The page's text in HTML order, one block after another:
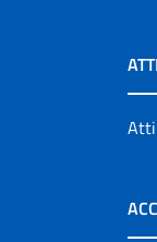
Atti